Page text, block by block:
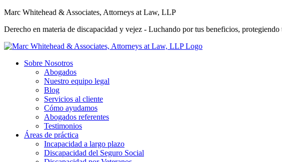
Marc Whitehead & Associates, Attorneys at Law, LLP
Derecho en materia de discapacidad y vejez - Luchando por tus beneficios,
Sobre Nosotros
Abogados
Nuestro equipo legal
Blog
Servicios al cliente
Cómo ayudamos
Abogados referentes
Testimonios
Áreas de práctica
Incapacidad a largo plazo
Discapacidad del Seguro Social